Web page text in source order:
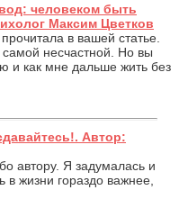
человеком быть
Максим Цветков
в вашей статье.
несчастной. Но вы
и как мне дальше жить без
Автор:
автору. Я задумалась и
в жизни гораздо важнее,